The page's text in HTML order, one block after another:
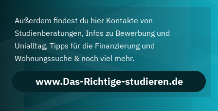
Außerdem findest du hier Kontakte von
Studienberatungen, Infos zu Bewerbung und
Unialltag, Tipps für die Finanzierung und
Wohnungssuche & noch viel mehr.
www.Das-Richtige-studieren.de